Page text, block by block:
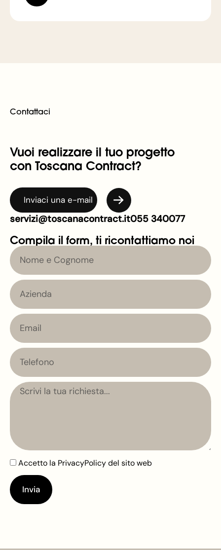
Contattaci
Vuoi realizzare il tuo progetto
con Toscana Contract?
Inviaci una e-mail
servizi@toscanacontract.it055 340077
Compila il form, ti ricontattiamo noi
Nome
e
Cognome
Azienda
Email
Telefono
Messaggio
Accetto la PrivacyPolicydel sito web
Invia